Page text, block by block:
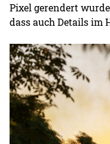
Pixel gerendert
dass auch Details im